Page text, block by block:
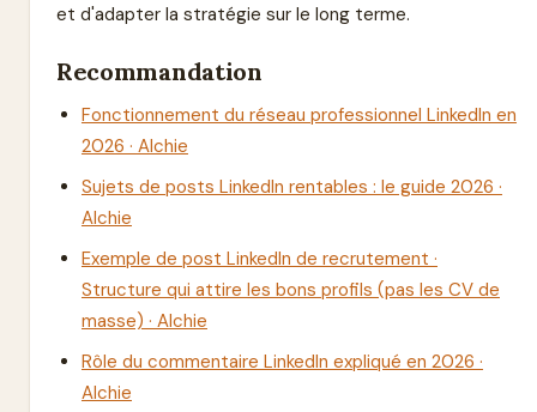
et d'adapter la stratégie sur le long terme.
Recommandation
Fonctionnement du réseau professionnel LinkedIn en
2026 · Alchie
Sujets de posts LinkedIn rentables : le guide 2026 ·
Alchie
Exemple de post LinkedIn de recrutement ·
Structure qui attire les bons profils (pas les CV de
masse) · Alchie
Rôle du commentaire LinkedIn expliqué en 2026 ·
Alchie